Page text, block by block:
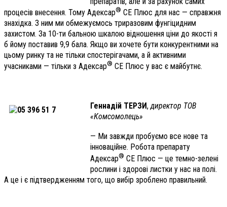
процесів внесення. Тому Адексар® СЕ Плюс для нас — справжня
знахідка. З ним ми обмежуємось триразовим фунгіцидним
захистом. За 10-ти бальною шкалою відношення ціни до якості я
б йому поставив 9,9 бала. Якщо ви хочете бути конкурентними на
цьому ринку та не тільки спостерігачами, а й активними
учасниками — тільки з Адексар® СЕ Плюс у вас є майбутнє.
Геннадій ТЕРЗИ,директор ТОВ
«Комсомолець»
— Ми завжди пробуємо все нове та
інноваційне. Робота препарату
Адексар® СЕ Плюс — це темно-зелені
рослини і здорові листки у нас на полі.
А це і є підтвердженням того, що вибір зроблено правильний.